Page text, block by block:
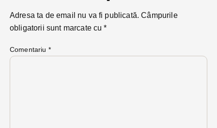
Adresa ta de email nu va fi publicată. Câmpurile
obligatorii sunt marcate cu*
Comentariu *